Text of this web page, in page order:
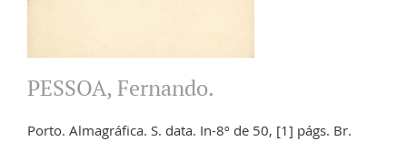
PESSOA, Fernando.
Porto. Almagráfica. S. data. In-8º de 50, [1] págs. Br.